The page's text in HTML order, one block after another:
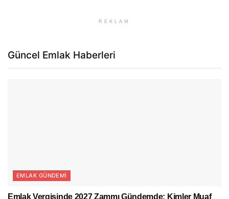
REKLAM
Güncel Emlak Haberleri
EMLAK GÜNDEMI
Emlak Vergisinde 2027 Zammı Gündemde: Kimler Muaf